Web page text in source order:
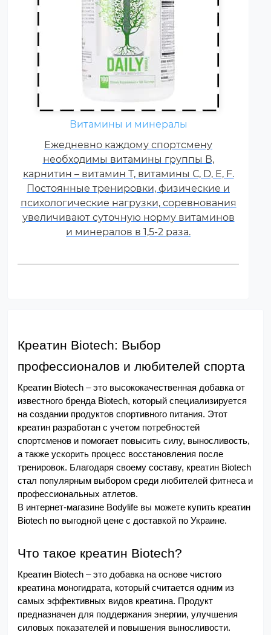
Витамины и минералы
Ежедневно каждому спортсмену
необходимы витамины группы В,
карнитин – витамин Т, витамины С, D, E, F.
Постоянные тренировки, физические и
психологические нагрузки, соревнования
увеличивают суточную норму витаминов
и минералов в 1,5-2 раза.
Креатин Biotech: Выбор
профессионалов и любителей спорта
Креатин Biotech – это высококачественная добавка от
известного бренда Biotech, который специализируется
на создании продуктов спортивного питания. Этот
креатин разработан с учетом потребностей
спортсменов и помогает повысить силу, выносливость,
а также ускорить процесс восстановления после
тренировок. Благодаря своему составу, креатин Biotech
стал популярным выбором среди любителей фитнеса и
профессиональных атлетов.
В интернет-магазине Bodylife вы можете купить креатин
Biotech по выгодной цене с доставкой по Украине.
Что такое креатин Biotech?
Креатин Biotech – это добавка на основе чистого
креатина моногидрата, который считается одним из
самых эффективных видов креатина. Продукт
предназначен для поддержания энергии, улучшения
силовых показателей и повышения выносливости.